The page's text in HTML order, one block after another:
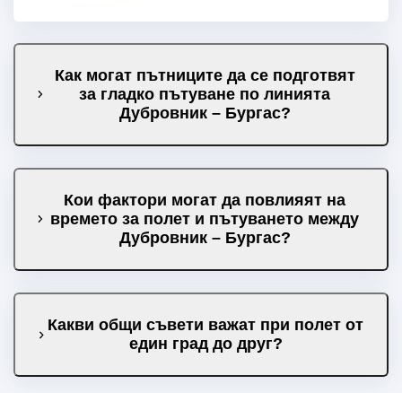
Как могат пътниците да се подготвят
за гладко пътуване по линията
Дубровник – Бургас?
Кои фактори могат да повлияят на
времето за полет и пътуването между
Дубровник – Бургас?
Какви общи съвети важат при полет от
един град до друг?